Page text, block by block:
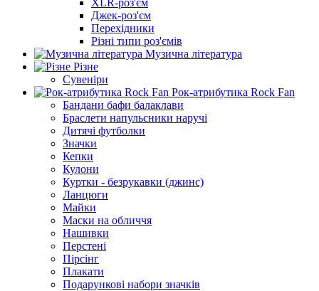
XLR-роз'єм
Джек-роз'єм
Перехідники
Різні типи роз'ємів
Музична література
Різне
Сувеніри
Рок-атрибутика Rock Fan
Бандани бафи балаклави
Браслети напульсники наручі
Дитячі футболки
Значки
Кепки
Кулони
Куртки - безрукавки (джинс)
Ланцюги
Майки
Маски на обличчя
Нашивки
Перстені
Пірсінг
Плакати
Подарункові набори значків